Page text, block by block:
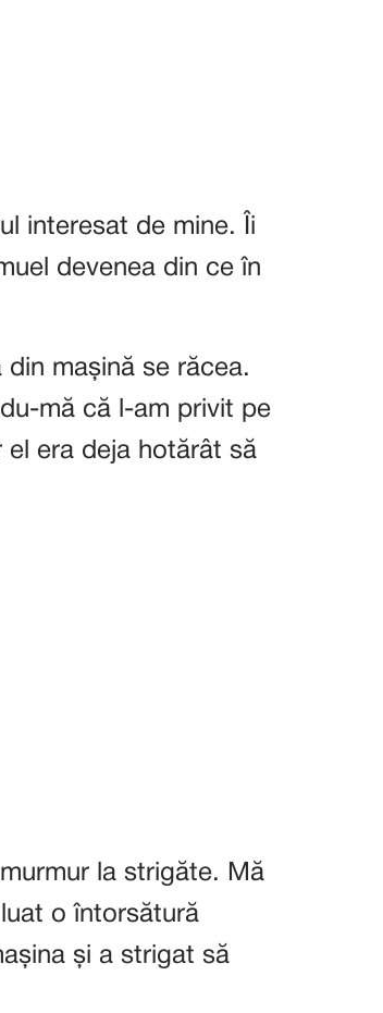
interesat de mine. Îi
devenea din ce în
mașină se răcea.
mă că l-am privit pe
era deja hotărât să
la strigăte. Mă
o întorsătură
și a strigat să